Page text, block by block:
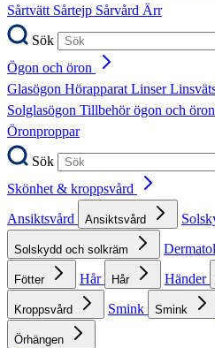
Sårtvätt Sårtejp Sårvård Ärr
Sök
Ögon och öron
Glasögon HörapparatLinser
Solglasögon Tillbehör ögon och öron
Öronproppar
Sök
Skönhet & kroppsvård
Ansiktsvård
Ansiktsvård
Solskydd och solkräm
Fötter Hår Hår Händer
Kroppsvård Smink Smink
Örhängen